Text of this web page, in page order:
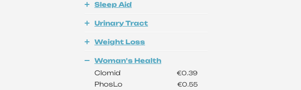
Sleep Aid
Urinary Tract
Weight Loss
Woman's Health
Clomid
€0.39
PhosLo €0.55